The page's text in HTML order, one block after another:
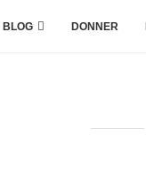
BLOG DONNER